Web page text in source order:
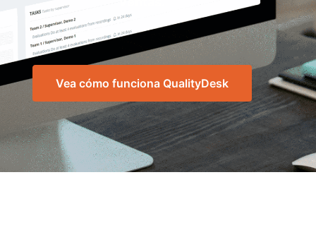
Vea cómo funciona QualityDesk